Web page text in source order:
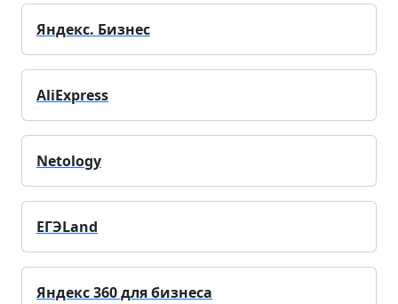
Яндекс. Бизнес
AliExpress
Netology
ЕГЭLand
Яндекс 360 для бизнеса